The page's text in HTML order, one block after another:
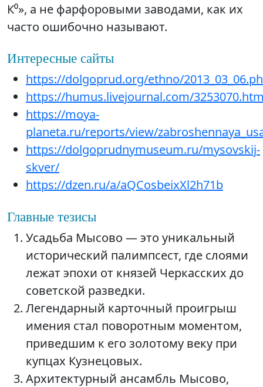
К⁰», а не фарфоровыми заводами, как их
часто ошибочно называют.
Интересные сайты
https://dolgoprud.org/ethno/
https://humus.livejournal.com/
https://moya-
planeta.ru/reports/view/
https://dolgoprudnymuseum.ru/mysovskij-
skver/
https://dzen.ru/a/aQCosbeixXl2h71b
Главные тезисы
Усадьба Мысово — это уникальный
исторический палимпсест, где слоями
лежат эпохи от князей Черкасских до
советской разведки.
Легендарный карточный проигрыш
имения стал поворотным моментом,
приведшим к его золотому веку при
купцах Кузнецовых.
Архитектурный ансамбль Мысово,